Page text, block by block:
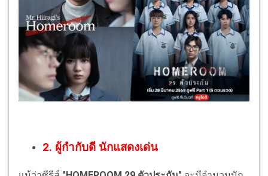
2. ผู้กำกับดี นักแสดงเด่น